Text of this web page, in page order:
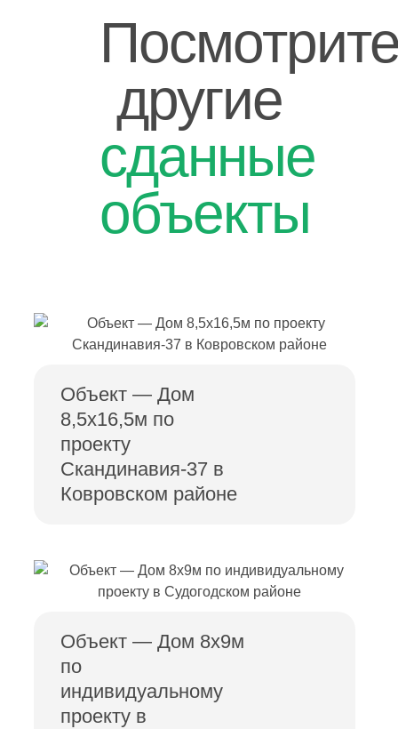
другие
сданные
объекты
Объект — Дом
8,5х16,5м по
проекту
Скандинавия-37 в
Ковровском районе
Объект — Дом 8х9м
по
индивидуальному
проекту в